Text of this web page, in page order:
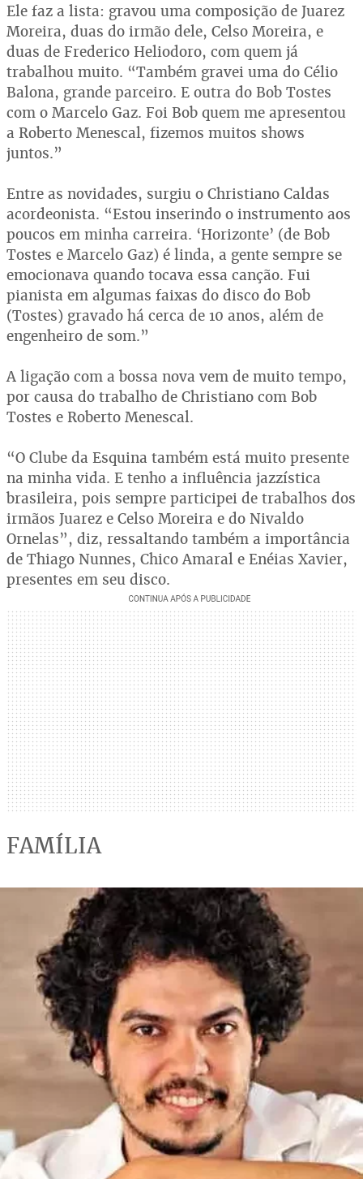
Ele faz a lista: gravou uma composição de Juarez
Moreira, duas do irmão dele, Celso Moreira, e
duas de Frederico Heliodoro, com quem já
trabalhou muito. “Também gravei uma do Célio
Balona, grande parceiro. E outra do Bob Tostes
com o Marcelo Gaz. Foi Bob quem me apresentou
a Roberto Menescal, fizemos muitos shows
juntos.”
Entre as novidades, surgiu o Christiano Caldas
acordeonista. “Estou inserindo o instrumento aos
poucos em minha carreira. ‘Horizonte’ (de Bob
Tostes e Marcelo Gaz) é linda, a gente sempre se
emocionava quando tocava essa canção. Fui
pianista em algumas faixas do disco do Bob
(Tostes) gravado há cerca de 10 anos, além de
engenheiro de som.”
A ligação com a bossa nova vem de muito tempo,
por causa do trabalho de Christiano com Bob
Tostes e Roberto Menescal.
“O Clube da Esquina também está muito presente
na minha vida. E tenho a influência jazzística
brasileira, pois sempre participei de trabalhos dos
irmãos Juarez e Celso Moreira e do Nivaldo
Ornelas”, diz, ressaltando também a importância
de Thiago Nunnes, Chico Amaral e Enéias Xavier,
presentes em seu disco.
FAMÍLIA